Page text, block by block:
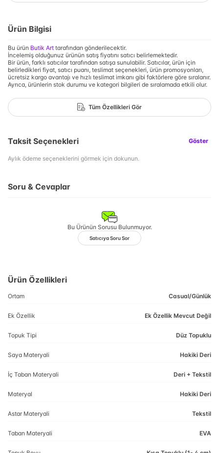
Ürün Bilgisi
Bu ürün Butik Art tarafından gönderilecektir.
İncelemiş olduğunuz ürünün satış fiyatını satıcı belirlemektedir.
Bir ürün, farklı satıcılar tarafından satışa sunulabilir. Satıcılar, ürün için
belirledikleri fiyat, satıcı puanı, teslimat seçenekleri, ürün promosyonları,
ücretsiz kargo avantajı ve hızlı teslimat imkanı gibi faktörlere göre sıralanır.
Ayrıca, ürünlerin stok durumu ve kategori bilgileri de sıralamada etkili olur.
Tüm Özellikleri Gör
Taksit Seçenekleri Göster
Aylık ödeme seçeneklerini görmek için dokunun.
Soru & Cevaplar
Bu Ürünün Sorusu Bulunmuyor.
Satıcıya Soru Sor
Ürün Özellikleri
Ortam Casual/Günlük
Ek Özellik Ek Özellik Mevcut Değil
Topuk Tipi Düz Topuklu
Saya Materyali Hakiki Deri
İç Taban Materyali Deri + Tekstil
Materyal Hakiki Deri
Astar Materyali Tekstil
Taban Materyali EVA